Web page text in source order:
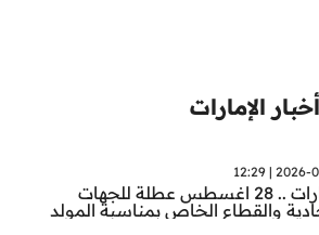
الإمارات
2026-08-
الامارات .. 28 اغسطس عطلة للجهات
والقطاع الخاص بمناسبة المولد